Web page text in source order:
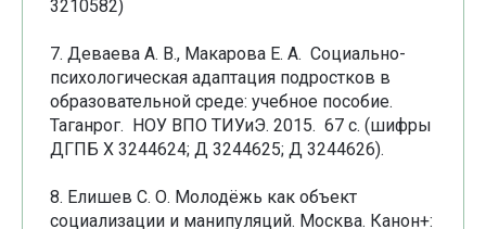
3210582)
7. Деваева А. В., Макарова Е. А. Социально-
психологическая адаптация подростков в
образовательной среде: учебное пособие.
Таганрог. НОУ ВПО ТИУиЭ. 2015. 67 с. (шифры
ДГПБ Х 3244624; Д 3244625; Д 3244626).
8. Елишев С. О. Молодёжь как объект
социализации и манипуляций. Москва. Канон+: